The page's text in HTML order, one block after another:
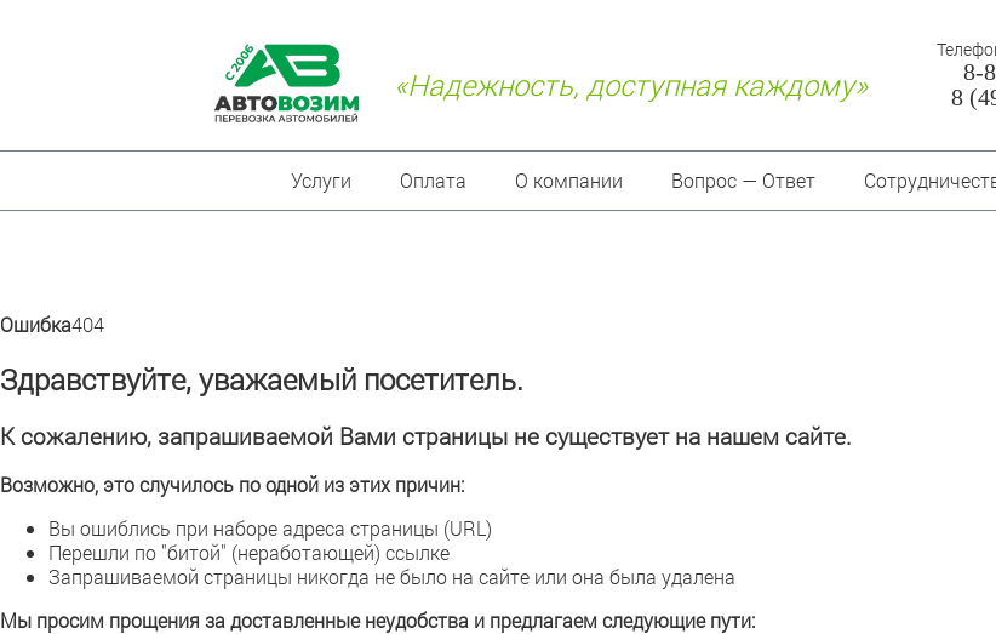
«Надежность, доступная каждому»
8-
8
Услуги Оплата О компании Вопрос — Ответ
Ошибка404
Здравствуйте, уважаемый посетитель.
К сожалению, запрашиваемой Вами страницы не существует на нашем сайте.
Возможно, это случилось по одной из этих причин:
Вы ошиблись при наборе адреса страницы (URL)
Перешли по "битой" (неработающей) ссылке
Запрашиваемой страницы никогда не было на сайте или она была удалена
Мы просим прощения за доставленные неудобства и предлагаем следующие пути: